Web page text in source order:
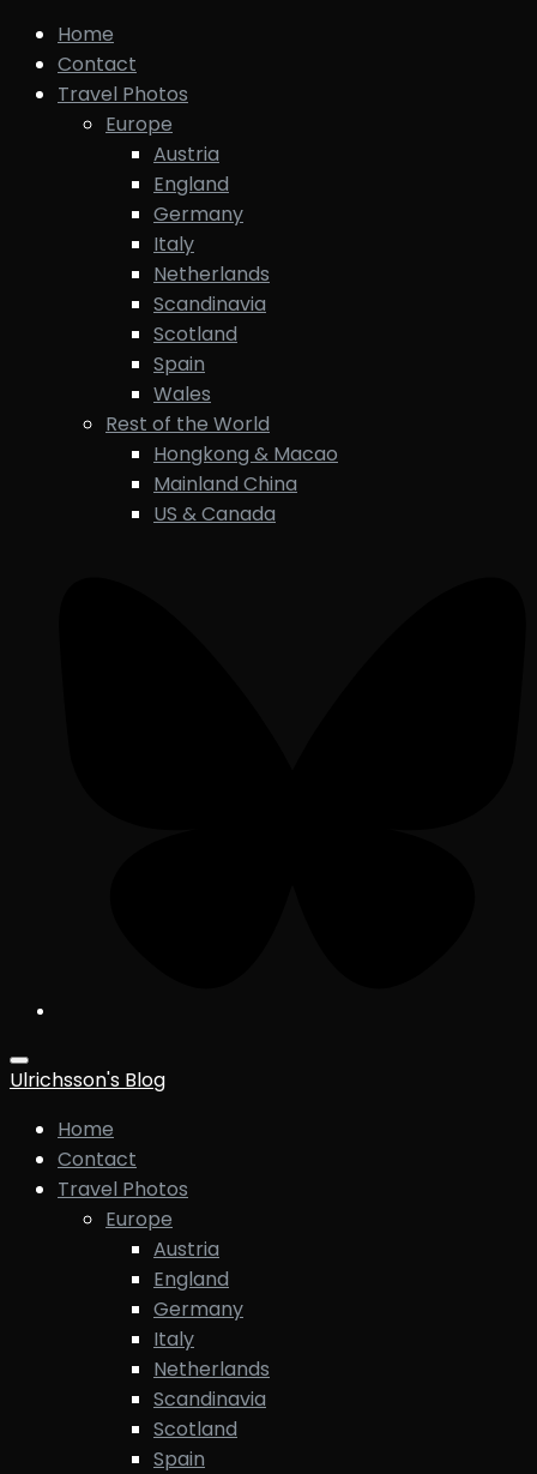
Home
Contact
Travel Photos
Europe
Austria
England
Germany
Italy
Netherlands
Scandinavia
Scotland
Spain
Wales
Rest of the World
Hongkong & Macao
Mainland China
US & Canada
Ulrichsson's Blog
Home
Contact
Travel Photos
Europe
Austria
England
Germany
Italy
Netherlands
Scandinavia
Scotland
Spain